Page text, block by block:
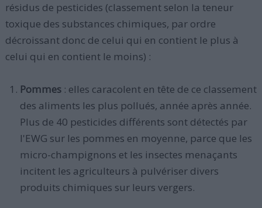
résidus de pesticides (classement selon la teneur
toxique des substances chimiques, par ordre
décroissant donc de celui qui en contient le plus à
celui qui en contient le moins) :
Pommes: elles caracolent en tête de ce classement
des aliments les plus pollués, année après année.
Plus de 40 pesticides différents sont détectés par
l'EWG sur les pommes en moyenne, parce que les
micro-champignons et les insectes menaçants
incitent les agriculteurs à pulvériser divers
produits chimiques sur leurs vergers.